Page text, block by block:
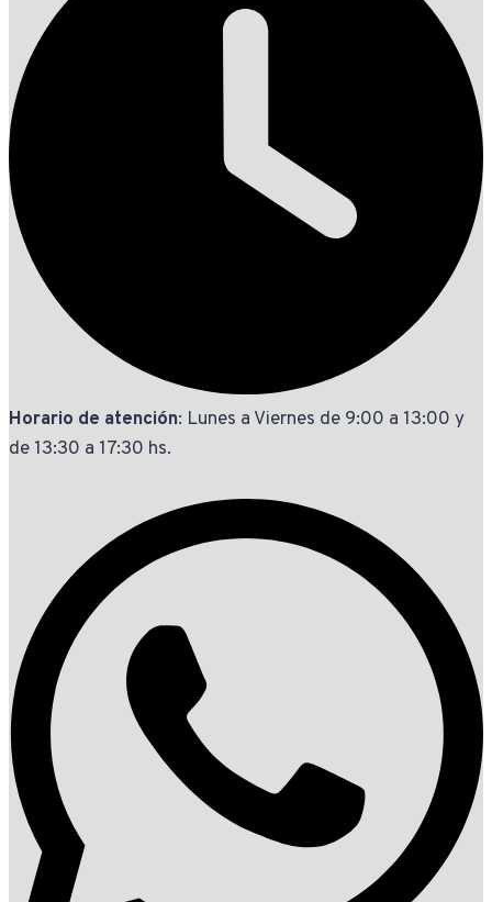
Horario de atención: Lunes a Viernes de 9:00 a 13:00 y
de 13:30 a 17:30 hs.